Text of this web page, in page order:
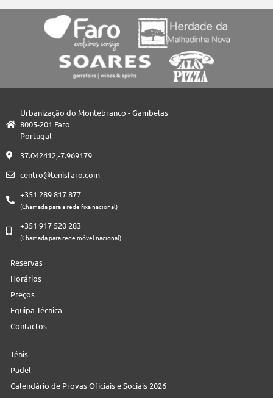
Urbanização do Montebranco - Gambelas
8005-201 Faro
Portugal
37.042412,-7.969179
centro@tenisfaro.com
+351 289 817 877
(Chamada para a rede fixa nacional)
+351 917 520 283
(Chamada para rede móvel nacional)
Reservas
Horários
Preços
Equipa Técnica
Contactos
Ténis
Padel
Calendário de Provas Oficiais e Sociais 2026